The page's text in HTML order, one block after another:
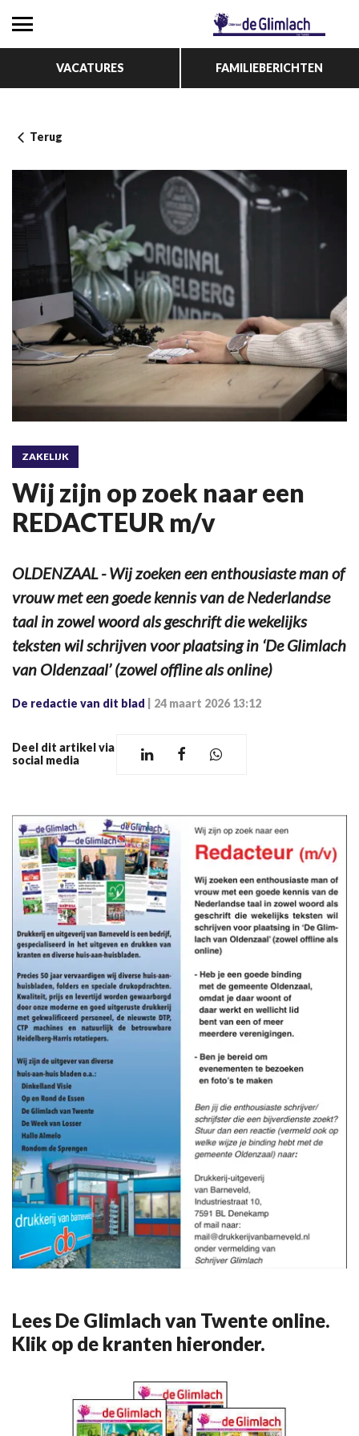
VACATURES FAMILIEBERICHTEN
Terug
ZAKELIJK
Wij zijn op zoek naar een
REDACTEUR m/v
OLDENZAAL - Wij zoeken een enthousiaste man of
vrouw met een goede kennis van de Nederlandse
taal in zowel woord als geschrift die wekelijks
teksten wil schrijven voor plaatsing in ‘De Glimlach
van Oldenzaal’ (zowel offline als online)
De redactie van dit blad 24 maart 2026 13:12
Deel dit artikel via
social media
Lees De Glimlach van Twente online.
Klik op de kranten hieronder.